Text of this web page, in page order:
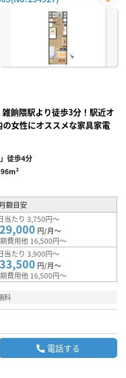
お気
雑餉隈駅より徒歩3分！駅近オ
女性にオススメな家具家電
徒歩4分
月額目安
当たり 3,750円～
円/月～
費用他 16,500円～
当たり 3,900円～
円/月～
費用他 16,500円～
料
電話する